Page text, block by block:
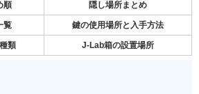
順 隠し場所まとめ
覧 鍵の使用場所と入手方法
類 J-Lab箱の設置場所